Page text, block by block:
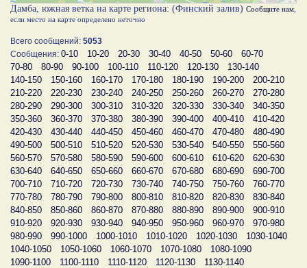
Дамба, южная ветка на карте региона: (Финский залив) Сообщите нам
если место на карте определено неточно
Всего сообщений: 5053
Сообщения: 0-10 10-20 20-30 30-40 40-50 50-60
60-70
70-80
80-90 90-100 100-110 110-120 120-130
130-140
140-150
150-160 160-170 170-180 180-190 190-200
200-210
210-220
220-230 230-240 240-250 250-260 260-270
270-280
280-290
290-300 300-310 310-320 320-330 330-340
340-350
350-360
360-370 370-380 380-390 390-400 400-410
410-420
420-430
430-440 440-450 450-460 460-470 470-480
480-490
490-500
500-510 510-520 520-530 530-540 540-550
550-560
560-570
570-580 580-590 590-600 600-610 610-620
620-630
630-640
640-650 650-660 660-670 670-680 680-690
690-700
700-710
710-720 720-730 730-740 740-750 750-760
760-770
770-780
780-790 790-800 800-810 810-820 820-830
830-840
840-850
850-860 860-870 870-880 880-890 890-900
900-910
910-920
920-930 930-940 940-950 950-960 960-970
970-980
980-990
990-1000 1000-1010 1010-1020 1020-1030
1030-1040
1040-1050
1050-1060 1060-1070 1070-1080
1080-1090
1090-1100
1100-1110 1110-1120 1120-1130
1130-1140